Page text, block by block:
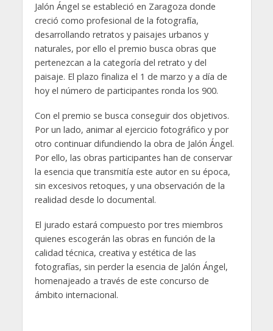
Jalón Ángel se estableció en Zaragoza donde
creció como profesional de la fotografía,
desarrollando retratos y paisajes urbanos y
naturales, por ello el premio busca obras que
pertenezcan a la categoría del retrato y del
paisaje. El plazo finaliza el 1 de marzo y a día de
hoy el número de participantes ronda los 900.
Con el premio se busca conseguir dos objetivos.
Por un lado, animar al ejercicio fotográfico y por
otro continuar difundiendo la obra de Jalón Ángel.
Por ello, las obras participantes han de conservar
la esencia que transmitía este autor en su época,
sin excesivos retoques, y una observación de la
realidad desde lo documental.
El jurado estará compuesto por tres miembros
quienes escogerán las obras en función de la
calidad técnica, creativa y estética de las
fotografías, sin perder la esencia de Jalón Ángel,
homenajeado a través de este concurso de
ámbito internacional.